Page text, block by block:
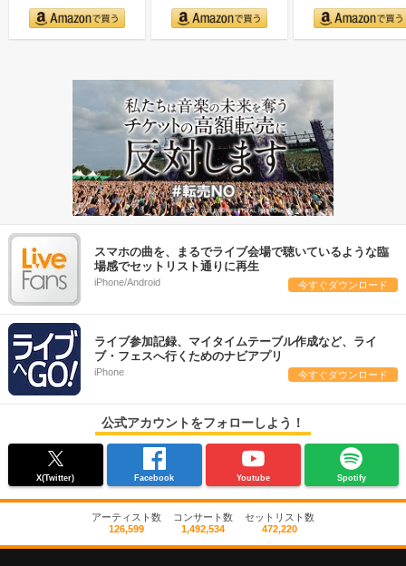
スマホの曲を、まるでライブ会場で聴いているような臨
場感でセットリスト通りに再生
iPhone/Android 今すぐダウンロード
ライブ参加記録、マイタイムテーブル作成など、ライ
ブ・フェスへ行くためのナビアプリ
iPhone 今すぐダウンロード
公式アカウントをフォローしよう！
X(Twitter) Facebook Youtube Spotify
アーティスト数
126,599
コンサート数
1,492,534
セットリスト数
472,220